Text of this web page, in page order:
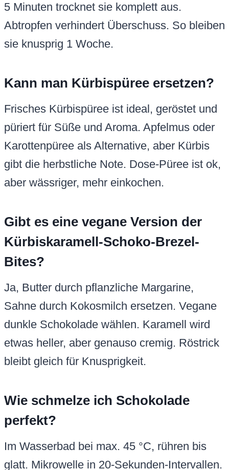
5 Minuten trocknet sie komplett aus.
Abtropfen verhindert Überschuss. So bleiben
sie knusprig 1 Woche.
Kann man Kürbispüree ersetzen?
Frisches Kürbispüree ist ideal, geröstet und
püriert für Süße und Aroma. Apfelmus oder
Karottenpüree als Alternative, aber Kürbis
gibt die herbstliche Note. Dose-Püree ist ok,
aber wässriger, mehr einkochen.
Gibt es eine vegane Version der
Kürbiskaramell-Schoko-Brezel-
Bites?
Ja, Butter durch pflanzliche Margarine,
Sahne durch Kokosmilch ersetzen. Vegane
dunkle Schokolade wählen. Karamell wird
etwas heller, aber genauso cremig. Röstrick
bleibt gleich für Knusprigkeit.
Wie schmelze ich Schokolade
perfekt?
Im Wasserbad bei max. 45 °C, rühren bis
glatt. Mikrowelle in 20-Sekunden-Intervallen.